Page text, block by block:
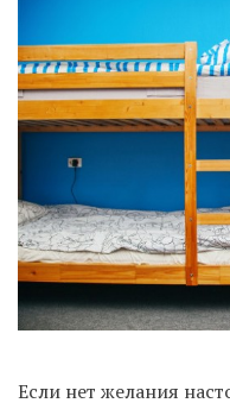
Если нет желания